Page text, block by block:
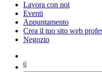
Lavora con noi
Eventi
Appuntamento
Crea il tuo sito web
Negozio
0